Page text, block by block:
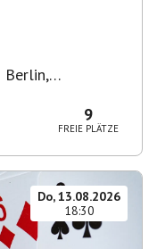
Berlin,
9
FREIE PLÄTZE
Do, 13.08.2026
18:30